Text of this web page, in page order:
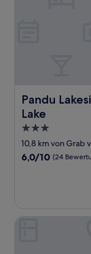
Pandu
Lake
Pandu
3.0-
Sterne-
Unterkunft
10,8 km von Grab
6.0
6,0/10 (24